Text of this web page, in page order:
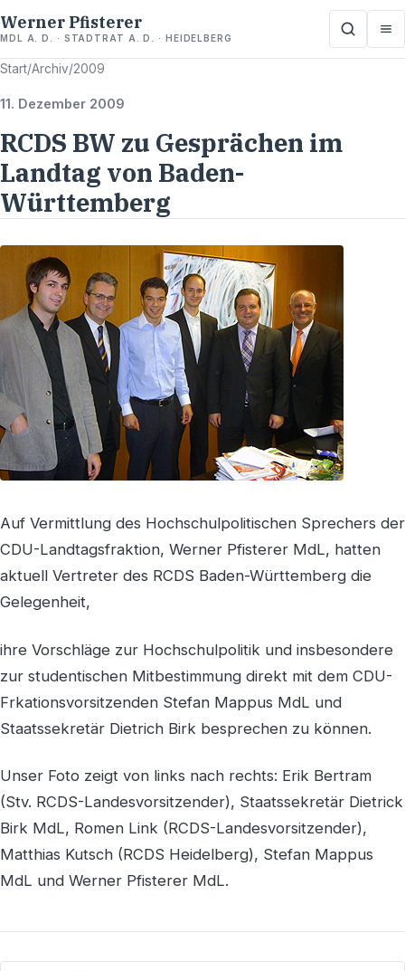
Werner Pfisterer
MDL A. D. · STADTRAT A. D. · HEIDELBERG
Start/Archiv/2009
11. Dezember 2009
RCDS BW zu Gesprächen im
Landtag von Baden-
Württemberg
Auf Vermittlung des Hochschulpolitischen Sprechers der
CDU-Landtagsfraktion, Werner Pfisterer MdL, hatten
aktuell Vertreter des RCDS Baden-Württemberg die
Gelegenheit,
ihre Vorschläge zur Hochschulpolitik und insbesondere
zur studentischen Mitbestimmung direkt mit dem CDU-
Frkationsvorsitzenden Stefan Mappus MdL und
Staatssekretär Dietrich Birk besprechen zu können.
Unser Foto zeigt von links nach rechts: Erik Bertram
(Stv. RCDS-Landesvorsitzender), Staatssekretär Dietrick
Birk MdL, Romen Link (RCDS-Landesvorsitzender),
Matthias Kutsch (RCDS Heidelberg), Stefan Mappus
MdL und Werner Pfisterer MdL.